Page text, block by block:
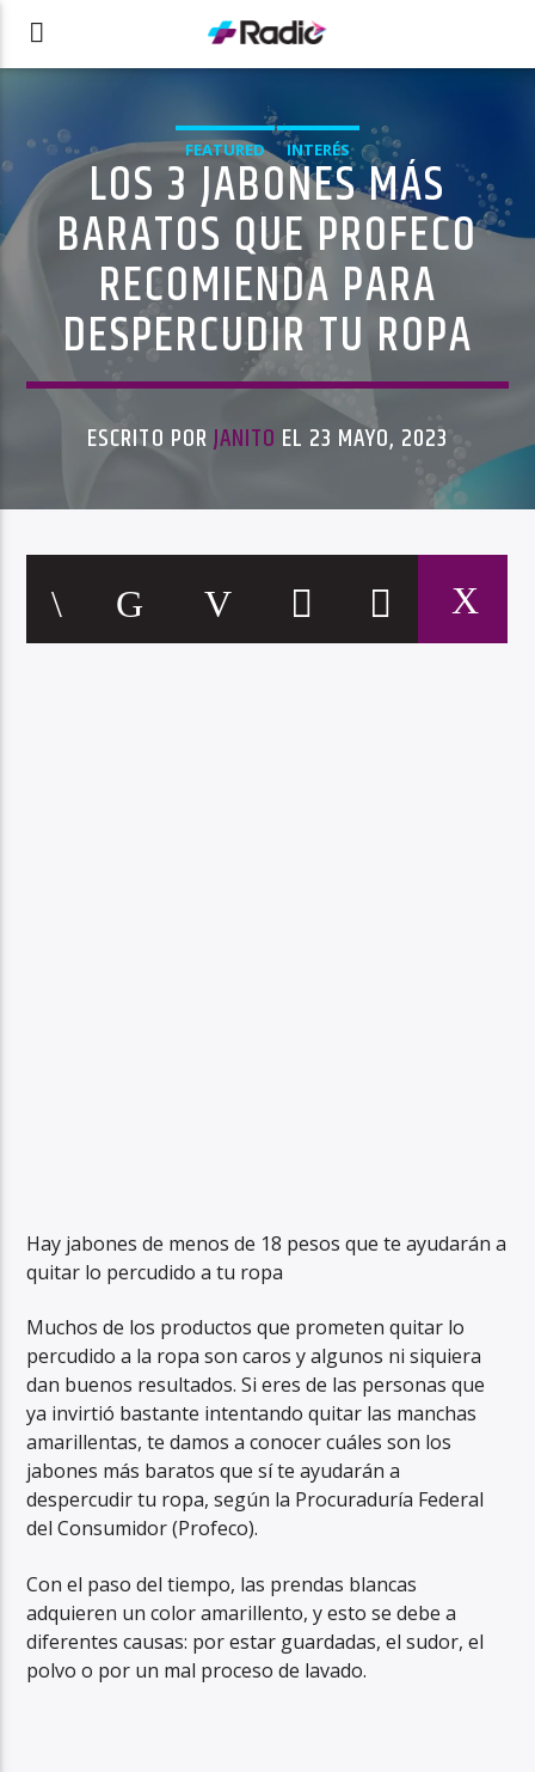
FEATURED INTERÉS
LOS 3 JABONES MÁS
BARATOS QUE PROFECO
RECOMIENDA PARA
DESPERCUDIR TU ROPA
ESCRITO PORJANITO EL 23 MAYO, 2023
Hay jabones de menos de 18 pesos que te ayudarán a
quitar lo percudido a tu ropa
Muchos de los productos que prometen quitar lo
percudido a la ropa son caros y algunos ni siquiera
dan buenos resultados. Si eres de las personas que
ya invirtió bastante intentando quitar las manchas
amarillentas, te damos a conocer cuáles son los
jabones más baratos que sí te ayudarán a
despercudir tu ropa, según la Procuraduría Federal
del Consumidor (Profeco).
Con el paso del tiempo, las prendas blancas
adquieren un color amarillento, y esto se debe a
diferentes causas: por estar guardadas, el sudor, el
polvo o por un mal proceso de lavado.